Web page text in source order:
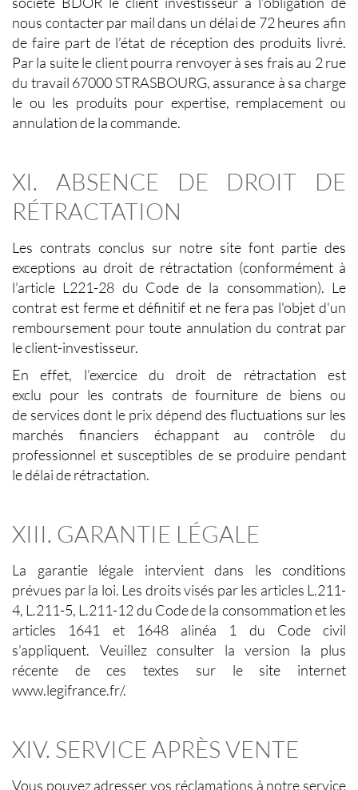
nous contacter par mail dans un délai de 72 heures afin
de faire part de l’état de réception des produits livré.
Par la suite le client pourra renvoyer à ses frais au 2 rue
du travail 67000 STRASBOURG, assurance à sa charge
le ou les produits pour expertise, remplacement ou
annulation de la commande.
XI. ABSENCE DE DROIT DE
RÉTRACTATION
Les contrats conclus sur notre site font partie des
exceptions au droit de rétractation (conformément à
l’article L221-28 du Code de la consommation). Le
contrat est ferme et définitif et ne fera pas l'objet d'un
remboursement pour toute annulation du contrat par
le client-investisseur.
En effet, l’exercice du droit de rétractation est
exclu pour les contrats de fourniture de biens ou
de services dont le prix dépend des fluctuations sur les
marchés financiers échappant au contrôle du
professionnel et susceptibles de se produire pendant
le délai de rétractation.
XIII. GARANTIE LÉGALE
La garantie légale intervient dans les conditions
prévues par la loi. Les droits visés par les articles L.211-
4, L.211-5, L.211-12 du Code de la consommation et les
articles 1641 et 1648 alinéa 1 du Code civil
s’appliquent. Veuillez consulter la version la plus
récente de ces textes sur le site internet
www.legifrance.fr/.
XIV. SERVICE APRÈS VENTE
Vous pouvez adresser vos réclamations à notre service